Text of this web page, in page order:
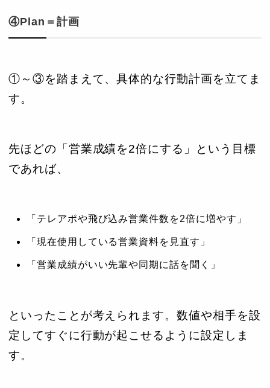
④Plan＝計画
①～③を踏まえて、具体的な行動計画を立てま
す。
先ほどの「営業成績を2倍にする」という目標
であれば、
「テレアポや飛び込み営業件数を2倍に増やす」
「現在使用している営業資料を見直す」
「営業成績がいい先輩や同期に話を聞く」
といったことが考えられます。数値や相手を設
定してすぐに行動が起こせるように設定しま
す。